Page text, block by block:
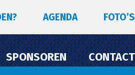
AGENDA FOTO’S
SPONSOREN CONTACT